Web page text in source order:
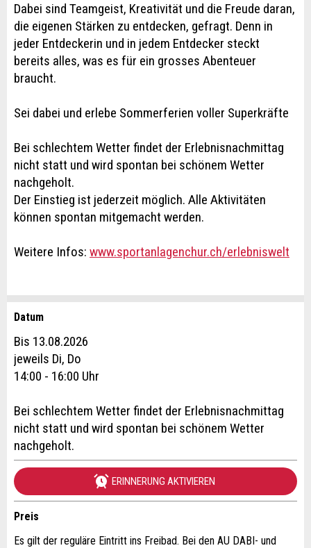
Dabei sind Teamgeist, Kreativität und die Freude daran,
die eigenen Stärken zu entdecken, gefragt. Denn in
jeder Entdeckerin und in jedem Entdecker steckt
bereits alles, was es für ein grosses Abenteuer
braucht.
Sei dabei und erlebe Sommerferien voller Superkräfte
Bei schlechtem Wetter findet der Erlebnisnachmittag
nicht statt und wird spontan bei schönem Wetter
nachgeholt.
Der Einstieg ist jederzeit möglich. Alle Aktivitäten
können spontan mitgemacht werden.
Weitere Infos: www.sportanlagenchur.ch/erlebniswelt
Anzeige beanstanden
Ihr Feedback wird sehr geschätzt!
Allgemeines Feedback
Anzeige nicht mehr gültig
Anzeige unvollständig
Anzeige weiterempfehlen
Empfehlen Sie diese Anzeige an Freunde weiter.
Reservation
Anzahl der Teilnehmer *:
Vorname / Nachname *:
Firma / Organisation:
Datum
Bis 13.08.2026
jeweils Di, Do
14:00 - 16:00 Uhr
Bei schlechtem Wetter findet der Erlebnisnachmittag
nicht statt und wird spontan bei schönem Wetter
nachgeholt.
ERINNERUNG AKTIVIEREN
Preis
Es gilt der reguläre Eintritt ins Freibad. Bei den AU DABI- und